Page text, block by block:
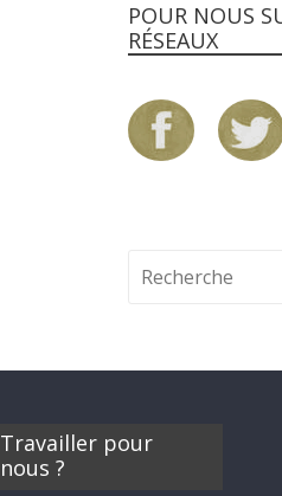
POUR NOUS
RÉSEAUX
Travailler pour
nous ?